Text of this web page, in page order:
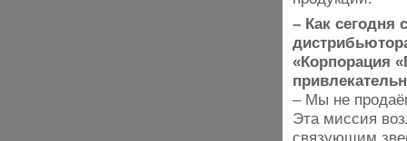
– Как
«Корпорация
– Мы не
Эта миссия
связующим